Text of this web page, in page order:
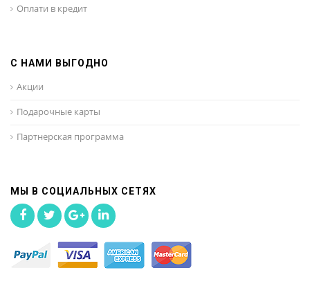
Оплати в кредит
С НАМИ ВЫГОДНО
Акции
Подарочные карты
Партнерская программа
МЫ В СОЦИАЛЬНЫХ СЕТЯХ